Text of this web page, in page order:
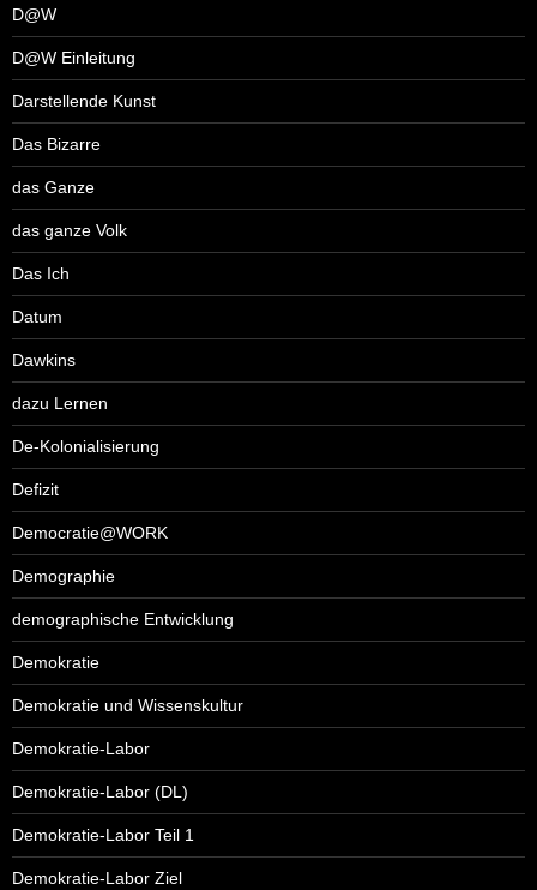
D@W
D@W Einleitung
Darstellende Kunst
Das Bizarre
das Ganze
das ganze Volk
Das Ich
Datum
Dawkins
dazu Lernen
De-Kolonialisierung
Defizit
Democratie@WORK
Demographie
demographische Entwicklung
Demokratie
Demokratie und Wissenskultur
Demokratie-Labor
Demokratie-Labor (DL)
Demokratie-Labor Teil 1
Demokratie-Labor Ziel